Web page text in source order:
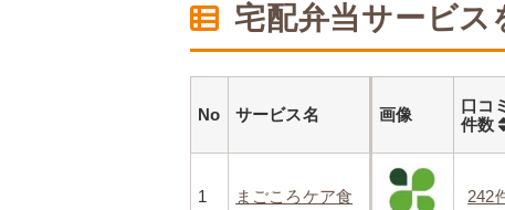
宅配弁当サービス
No サービス名 画像
口コミ
件数
1 まごころケア食 242